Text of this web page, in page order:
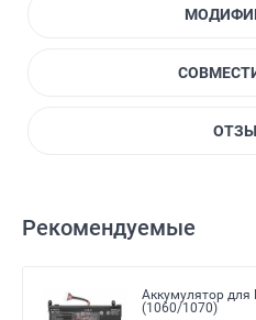
Рекомендуемые
Аккумулятор для
(1060/1070)